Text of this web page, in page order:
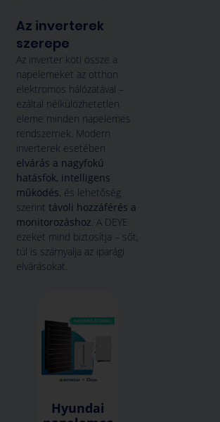
Az inverterek
szerepe
Az inverter köti össze a
napelemeket az otthon
elektromos hálózatával –
ezáltal nélkülözhetetlen
eleme minden napelemes
rendszernek. Modern
inverterek esetében
elvárás a nagyfokú
hatásfok, intelligens
működés, és lehetőség
szerinttávoli hozzáférés a
monitorozáshoz. A DEYE
ezeket mind biztosítja – sőt,
túl is szárnyalja az iparági
elvárásokat.
Hyundai